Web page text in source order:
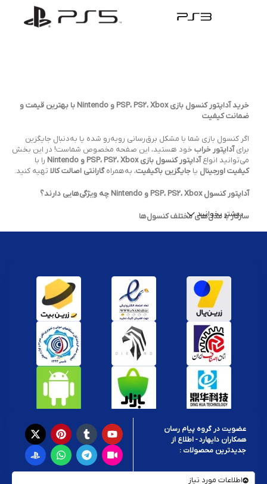
خرید آداپتور کنسول بازی PSP، PS2، Xbox و Nintendo با بهترین قیمت و
ضمانت کیفیت
اگر کنسول بازی شما با مشکل برق‌رسانی روبه‌رو شده یا به‌دنبال جایگزین
برایآداپتور خراب خود هستید، این صفحه مخصوص شماست! در این بخش
می‌توانید انواعآداپتور کنسول بازی PSP، PS2، Xbox و Nintendo
را با
کیفیت اورجینال یا جایگزین باکیفیت، به‌همراهگارانتی اصالت کالا تهیه کنید.
آداپتور کنسول PSP، PS2، Xbox و Nintendo چه ویژگی‌هایی دارند؟
سازگار با مدل‌های مختلف کنسول‌ها
عملکرد پایدار و ایمن برای حفاظت از کنسول
آداپتور کنسول PSP:
برای شارژ سریع و ایمن کنسول دستیPSP 1000، 2000 و 3000
به آداپتوری نیاز
دارید که ولتاژ دقیق و خروجی مناسب ارائه دهد. در این بخش انواع
با سوکت استاندارد موجود است.
آداپتور کنسول PS2:
چه از مدلPS2 FAT استفاده می‌کنید یا مدل باریک‌تر PS2 Slim، نوع آداپتور
شما متفاوت خواهد بود. ما مجموعه‌ای از
آداپتور PS2 اصل و جایگزین
باکیفیترا برای هر دو مدل ارائه داده‌ایم که از نظر ایمنی و عملکرد تضمین
شده‌اند.
آداپتور کنسول Xbox:
برای کنسول‌هایXbox 360، Xbox One و Xbox Series
، آداپتور باید توان
کافی برای پردازش گرافیکی و اجرای بازی‌ها را فراهم کند. در این دسته‌بندی
را با خیال راحت تهیه
کنید.
بیشتر بخوانید
عضویت در گروه پیام رسان
همکاران دایهارد - اطلاع از
جدیدترین محصولات :
اطلاعات مورد نیاز